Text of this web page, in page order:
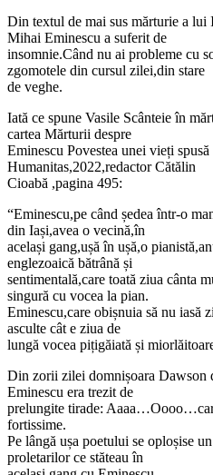
Din textul de mai sus mărturie a lui
Mihai Eminescu a suferit de
insomnie.Când nu ai probleme cu
zgomotele din cursul zilei,din stare
de veghe.
Iată ce spune Vasile Scânteie în
cartea Mărturii despre
Eminescu Povestea unei vieți
Humanitas,2022,redactor Cătălin
Cioabă ,pagina 495:
“Eminescu,pe când ședea într-o
din Iași,avea o vecină,în
același gang,ușă în ușă,o
englezoaică bătrână și
sentimentală,care toată ziua cânta
singură cu vocea la pian.
Eminescu,care obișnuia să nu iasă
asculte cât e ziua de
lungă vocea pițigăiată și
Din zorii zilei domnișoara Dawson
Eminescu era trezit de
prelungite tirade:
fortissime.
Pe lângă ușa poetului se oploșise
proletarilor ce stăteau în